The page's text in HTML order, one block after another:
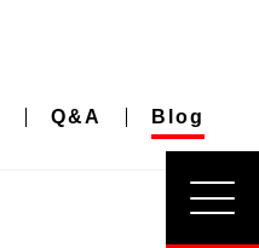
Q&A Blog